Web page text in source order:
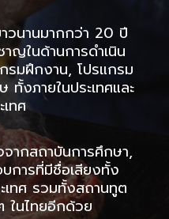
วนานมากกว่า 20 ปี
าญในด้านการดำเนิน
รมฝึกงาน, โปรแกรม
ทั้งภายในประเทศและ
ทศ
ากสถาบันการศึกษา,
การที่มีชื่อเสียงทั้ง
เทศ รวมทั้งสถานทูต
ในไทยอีกด้วย